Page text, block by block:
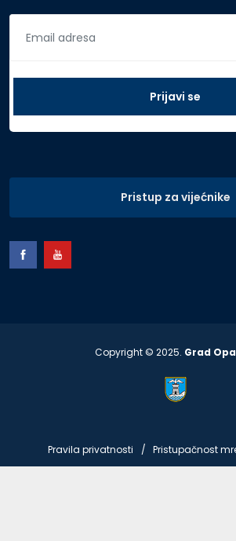
Pristup za vijećnike
Copyright © 2025. Grad
Pravila privatnosti Pristupačnost